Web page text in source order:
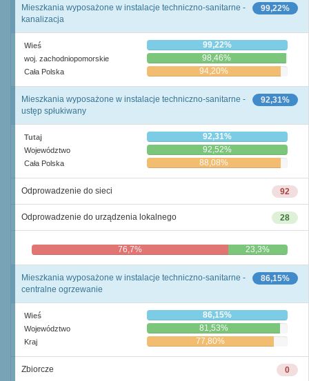
99,22%
Mieszkania wyposażone w instalacje techniczno-sanitarne -
kanalizacja
Wieś 99,22%
woj. zachodniopomorskie 98,46%
Cała Polska 94,20%
92,31%
Mieszkania wyposażone w instalacje techniczno-sanitarne -
ustęp spłukiwany
Tutaj 92,31%
Województwo 92,52%
Cała Polska 88,08%
92
Odprowadzenie do sieci
28
Odprowadzenie do urządzenia lokalnego
76,7% 23,3%
86,15%
Mieszkania wyposażone w instalacje techniczno-sanitarne -
centralne ogrzewanie
Wieś 86,15%
Województwo 81,53%
Kraj 77,80%
0
Zbiorcze